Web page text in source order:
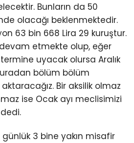
Bunların da 50
olacağı beklenmektedir.
63 bin 668 Lira 29 kuruştur.
etmekte olup, eğer
uyacak olursa Aralık
bölüm bölüm
Bir aksilik olmaz
ise Ocak ayı meclisimizi
3 bine yakın misafir